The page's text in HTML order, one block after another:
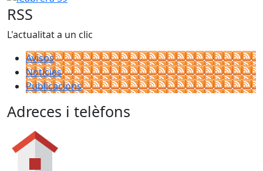
RSS
L'actualitat a un clic
Avisos
Notícies
Publicacions
Adreces i telèfons